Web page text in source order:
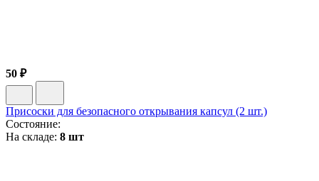
50 ₽
Присоски для безопасного открывания капсул (2 шт.)
Состояние:
На складе: 8 шт